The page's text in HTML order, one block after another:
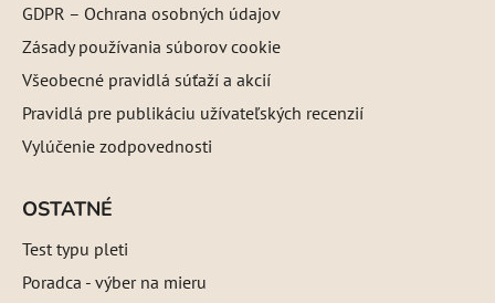
GDPR – Ochrana osobných údajov
Zásady používania súborov cookie
Všeobecné pravidlá súťaží a akcií
Pravidlá pre publikáciu užívateľských recenzií
Vylúčenie zodpovednosti
OSTATNÉ
Test typu pleti
Poradca - výber na mieru